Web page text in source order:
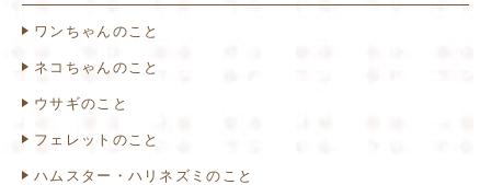
ワンちゃんのこと
ネコちゃんのこと
ウサギのこと
フェレットのこと
ハムスター・ハリネズミのこと